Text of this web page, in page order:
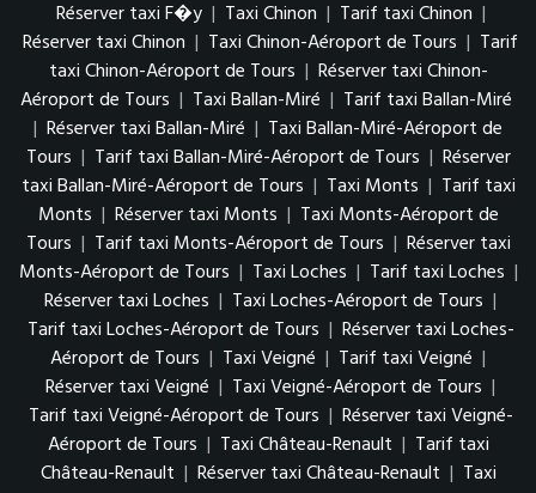
Réserver taxi F�y | Taxi Chinon | Tarif taxi Chinon |
Réserver taxi Chinon | Taxi Chinon-Aéroport de Tours | Tarif
taxi Chinon-Aéroport de Tours | Réserver taxi Chinon-
Aéroport de Tours | Taxi Ballan-Miré | Tarif taxi Ballan-Miré
| Réserver taxi Ballan-Miré | Taxi Ballan-Miré-Aéroport de
Tours | Tarif taxi Ballan-Miré-Aéroport de Tours | Réserver
taxi Ballan-Miré-Aéroport de Tours | Taxi Monts | Tarif taxi
Monts | Réserver taxi Monts | Taxi Monts-Aéroport de
Tours | Tarif taxi Monts-Aéroport de Tours | Réserver taxi
Monts-Aéroport de Tours | Taxi Loches | Tarif taxi Loches |
Réserver taxi Loches | Taxi Loches-Aéroport de Tours |
Tarif taxi Loches-Aéroport de Tours | Réserver taxi Loches-
Aéroport de Tours | Taxi Veigné | Tarif taxi Veigné |
Réserver taxi Veigné | Taxi Veigné-Aéroport de Tours |
Tarif taxi Veigné-Aéroport de Tours | Réserver taxi Veigné-
Aéroport de Tours | Taxi Château-Renault | Tarif taxi
Château-Renault | Réserver taxi Château-Renault | Taxi